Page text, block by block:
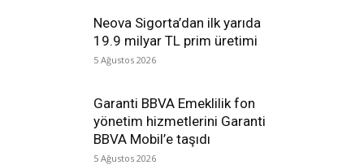
Neova Sigorta’dan ilk yarıda
19.9 milyar TL prim üretimi
5 Ağustos 2026
Garanti BBVA Emeklilik fon
yönetim hizmetlerini Garanti
BBVA Mobil’e taşıdı
5 Ağustos 2026